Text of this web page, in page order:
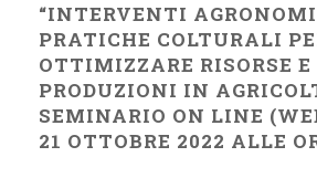
“INTERVENTI
PRATICHE COLTURALI
OTTIMIZZARE RISORSE E
PRODUZIONI IN
SEMINARIO ON LINE
21 OTTOBRE 2022 ALLE